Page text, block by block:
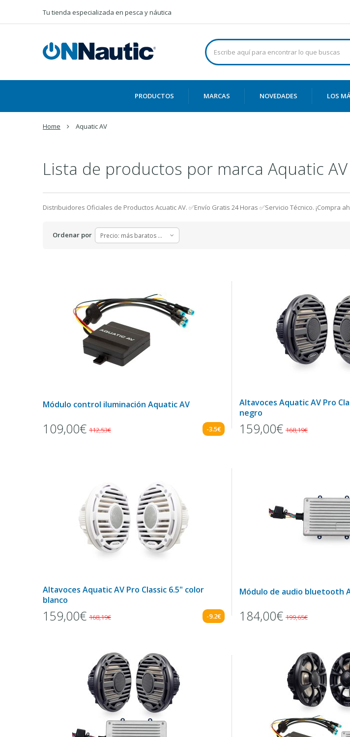
Tu tienda especializada en pesca y náutica
PRODUCTOS MARCAS NOVEDADES LOS
Home Aquatic AV
Lista de productos por marca Aquatic AV
Distribuidores Oficiales de Productos Acuatic AV. ✅Envío Gratis 24 Horas ✅Servicio Técnico. ¡Compra
Ordenar por Precio: más baratos primero
Módulo control iluminación Aquatic AV
109,00€ 112,53€ -3.5€
Altavoces Aquatic AV Pro
negro
159,00€ 168,19€
Altavoces Aquatic AV Pro Classic 6.5" color
blanco
159,00€ 168,19€ -9.2€
Módulo de audio bluetooth
184,00€ 199,65€